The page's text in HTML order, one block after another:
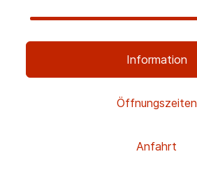
Information
Öffnungszeiten
Anfahrt